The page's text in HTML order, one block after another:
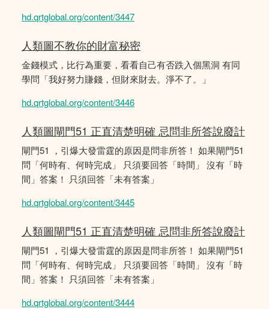
hd.qrtglobal.org/content/3447
人類圖不教你的財富秘密
金錢模式，比行為重要，看看自己有否跌入個黑洞 有同
學問「我好努力賺錢，但財來財去。淨不了。」
hd.qrtglobal.org/content/3446
人類圖閘門51 正直清楚明確 忌問非所答說廢計
閘門51 ，引爆大發雷霆的原因是問非所答！ 如果閘門51
問「何時有、何時完成」 只須要回答「時間」 沒有「時
間」答案！ 只須回答「未有答案」
hd.qrtglobal.org/content/3445
人類圖閘門51 正直清楚明確 忌問非所答說廢計
閘門51 ，引爆大發雷霆的原因是問非所答！ 如果閘門51
問「何時有、何時完成」 只須要回答「時間」 沒有「時
間」答案！ 只須回答「未有答案」
hd.qrtglobal.org/content/3444